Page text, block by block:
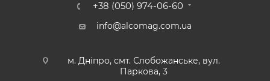
+38 (050) 974-06-60
info@alcomag.com.ua
м. Дніпро, смт. Слобожанське, вул.
Паркова, 3